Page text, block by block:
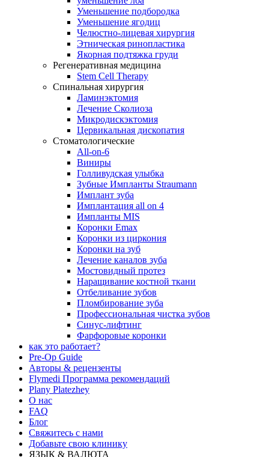
Уменьшение подбородка
Уменьшение ягодиц
Челюстно-лицевая хирургия
Этническая ринопластика
Якорная подтяжка груди
Регенеративная медицина
Stem Cell Therapy
Спинальная хирургия
Ламинэктомия
Лечение Сколиоза
Микродискэктомия
Цервикальная дископатия
Стоматологические
All-on-6
Виниры
Голливудская улыбка
Зубные Импланты Straumann
Имплант зуба
Имплантация all on 4
Импланты MIS
Коронки Emax
Коронки из циркония
Коронки на зуб
Лечение каналов зуба
Мостовидный протез
Наращивание костной ткани
Отбеливание зубов
Пломбирование зуба
Профессиональная чистка зубов
Синус-лифтинг
Фарфоровые коронки
как это работает?
Pre-Op Guide
Авторы & рецензенты
Flymedi Программа рекомендаций
Plany Platezhey
О нас
FAQ
Блог
Свяжитесь с нами
Добавьте свою клинику
ЯЗЫК & ВАЛЮТА